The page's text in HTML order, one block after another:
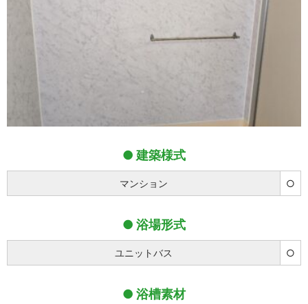
建築様式
マンション ○
浴場形式
ユニットバス ○
浴槽素材